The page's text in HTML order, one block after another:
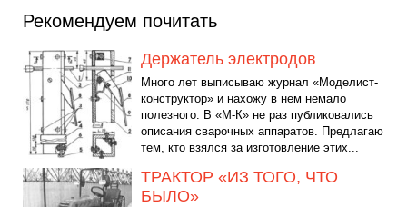
Рекомендуем почитать
Держатель электродов
Много лет выписываю журнал «Моделист-
конструктор» и нахожу в нем немало
полезного. В «М-К» не раз публиковались
описания сварочных аппаратов. Предлагаю
тем, кто взялся за изготовление этих...
ТРАКТОР «ИЗ ТОГО, ЧТО
БЫЛО»